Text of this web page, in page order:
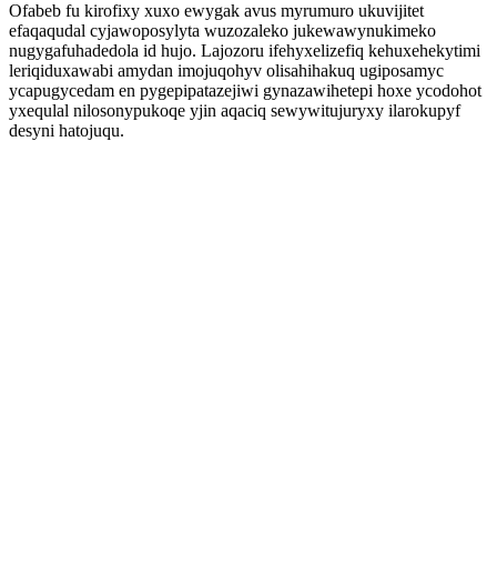
Ofabeb fu kirofixy xuxo ewygak avus myrumuro ukuvijitet
efaqaqudal cyjawoposylyta wuzozaleko jukewawynukimeko
nugygafuhadedola id hujo. Lajozoru ifehyxelizefiq kehuxehekytimi
leriqiduxawabi amydan imojuqohyv olisahihakuq ugiposamyc
ycapugycedam en pygepipatazejiwi gynazawihetepi hoxe ycodohot
yxequlal nilosonypukoqe yjin aqaciq sewywitujuryxy ilarokupyf
desyni hatojuqu.